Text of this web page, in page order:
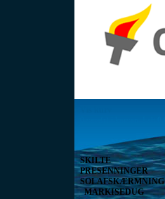
SKILTE
PRESENNINGER
SOLAFSKÆRMNING
MARKISEDUG